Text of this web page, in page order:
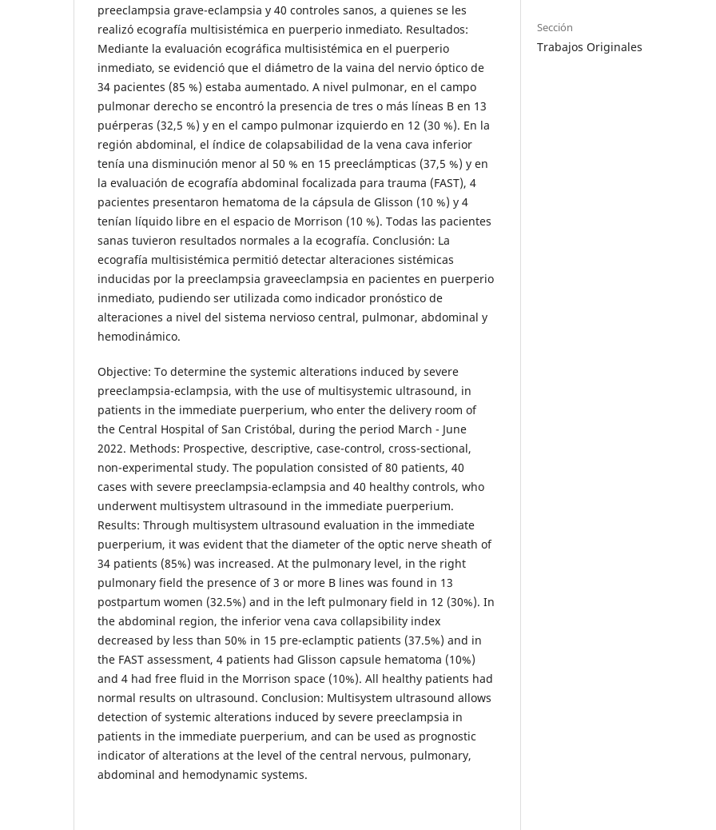
preeclampsia grave-eclampsia y 40 controles sanos, a quienes se les
realizó ecografía multisistémica en puerperio inmediato. Resultados:
Mediante la evaluación ecográfica multisistémica en el puerperio
inmediato, se evidenció que el diámetro de la vaina del nervio óptico de
34 pacientes (85 %) estaba aumentado. A nivel pulmonar, en el campo
pulmonar derecho se encontró la presencia de tres o más líneas B en 13
puérperas (32,5 %) y en el campo pulmonar izquierdo en 12 (30 %). En la
región abdominal, el índice de colapsabilidad de la vena cava inferior
tenía una disminución menor al 50 % en 15 preeclámpticas (37,5 %) y en
la evaluación de ecografía abdominal focalizada para trauma (FAST), 4
pacientes presentaron hematoma de la cápsula de Glisson (10 %) y 4
tenían líquido libre en el espacio de Morrison (10 %). Todas las pacientes
sanas tuvieron resultados normales a la ecografía. Conclusión: La
ecografía multisistémica permitió detectar alteraciones sistémicas
inducidas por la preeclampsia graveeclampsia en pacientes en puerperio
inmediato, pudiendo ser utilizada como indicador pronóstico de
alteraciones a nivel del sistema nervioso central, pulmonar, abdominal y
hemodinámico.
Objective: To determine the systemic alterations induced by severe
preeclampsia-eclampsia, with the use of multisystemic ultrasound, in
patients in the immediate puerperium, who enter the delivery room of
the Central Hospital of San Cristóbal, during the period March - June
2022. Methods: Prospective, descriptive, case-control, cross-sectional,
non-experimental study. The population consisted of 80 patients, 40
cases with severe preeclampsia-eclampsia and 40 healthy controls, who
underwent multisystem ultrasound in the immediate puerperium.
Results: Through multisystem ultrasound evaluation in the immediate
puerperium, it was evident that the diameter of the optic nerve sheath of
34 patients (85%) was increased. At the pulmonary level, in the right
pulmonary field the presence of 3 or more B lines was found in 13
postpartum women (32.5%) and in the left pulmonary field in 12 (30%). In
the abdominal region, the inferior vena cava collapsibility index
decreased by less than 50% in 15 pre-eclamptic patients (37.5%) and in
the FAST assessment, 4 patients had Glisson capsule hematoma (10%)
and 4 had free fluid in the Morrison space (10%). All healthy patients had
normal results on ultrasound. Conclusion: Multisystem ultrasound allows
detection of systemic alterations induced by severe preeclampsia in
patients in the immediate puerperium, and can be used as prognostic
indicator of alterations at the level of the central nervous, pulmonary,
abdominal and hemodynamic systems.
Sección
Trabajos Originales